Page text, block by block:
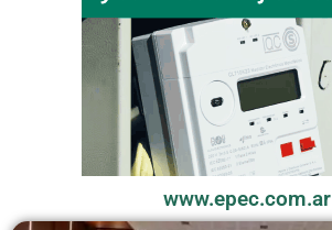
www.epec.com.ar